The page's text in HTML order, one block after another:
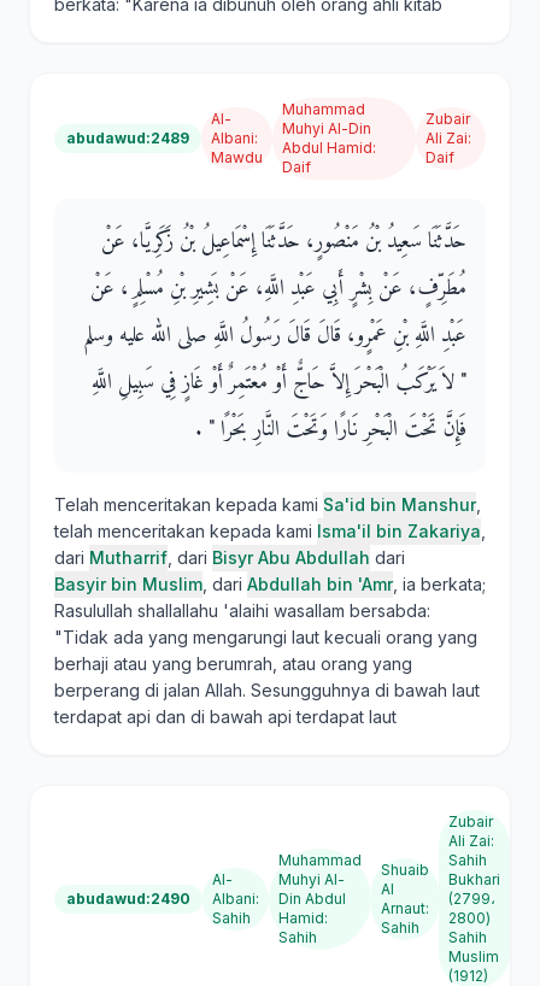
berkata: "Karena ia dibunuh oleh orang ahli kitab
abudawud:2489
Al-
Albani:
Mawdu
Muhammad
Muhyi Al-Din
Abdul Hamid:
Daif
Zubair
Ali Zai:
Daif
حَدَّثَنَا سَعِيدُ بْنُ مَنْصُورٍ، حَدَّثَنَا إِسْمَاعِيلُ بْنُ زَكَرِيَّا، عَنْ
مُطَرِّفٍ، عَنْ بِشْرٍ أَبِي عَبْدِ اللَّهِ، عَنْ بَشِيرِ بْنِ مُسْلِمٍ، عَنْ
عَبْدِ اللَّهِ بْنِ عَمْرٍو، قَالَ قَالَ رَسُولُ اللَّهِ صلى الله عليه وسلم ‏
"‏ لاَ يَرْكَبُ الْبَحْرَ إِلاَّ حَاجٌّ أَوْ مُعْتَمِرٌ أَوْ غَازٍ فِي سَبِيلِ اللَّهِ
فَإِنَّ تَحْتَ الْبَحْرِ نَارًا وَتَحْتَ النَّارِ بَحْرًا ‏"‏ ‏.‏
Telah menceritakan kepada kami Sa'id bin Manshur,
telah menceritakan kepada kami Isma'il bin Zakariya
dari Mutharrif , dari Bisyr Abu Abdullah dari
Basyir bin Muslim , dari Abdullah bin 'Amr, ia berkata;
Rasulullah shallallahu 'alaihi wasallam bersabda:
"Tidak ada yang mengarungi laut kecuali orang yang
berhaji atau yang berumrah, atau orang yang
berperang di jalan Allah. Sesungguhnya di bawah laut
terdapat api dan di bawah api terdapat laut
abudawud:2490
Al-
Albani:
Sahih
Muhammad
Muhyi Al-
Din Abdul
Hamid:
Sahih
Shuaib
Al
Arnaut:
Sahih
Zubair
Ali Zai:
Sahih
Bukhari
(2799،
2800)
Sahih
Muslim
(1912)